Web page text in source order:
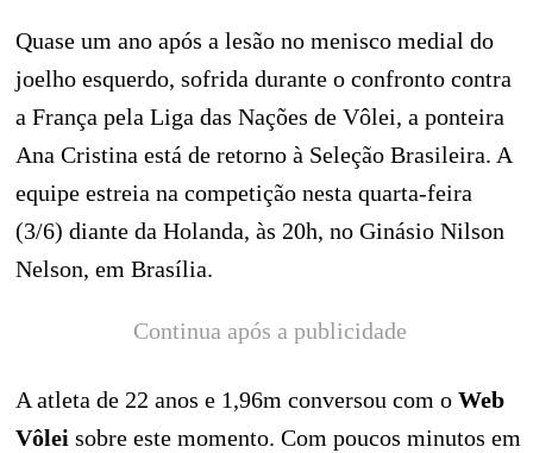
Quase um ano após a lesão no menisco medial do
joelho esquerdo, sofrida durante o confronto contra
a França pela Liga das Nações de Vôlei, a ponteira
Ana Cristina está de retorno à Seleção Brasileira. A
equipe estreia na competição nesta quarta-feira
(3/6) diante da Holanda, às 20h, no Ginásio Nilson
Nelson, em Brasília.
Continua após a publicidade
A atleta de 22 anos e 1,96m conversou com o Web
Vôlei sobre este momento. Com poucos minutos em